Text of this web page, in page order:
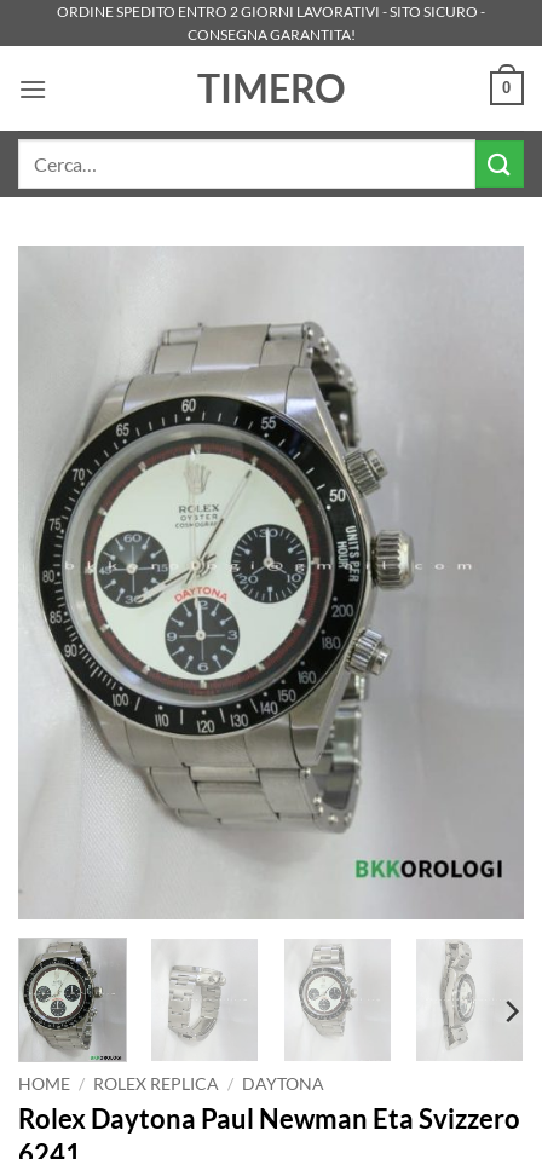
ai
ORDINE SPEDITO ENTRO 2 GIORNI LAVORATIVI - SITO SICURO -
CONSEGNA GARANTITA!
TIMERO 0
HOME / ROLEX REPLICA / DAYTONA
Rolex Daytona Paul Newman Eta Svizzero